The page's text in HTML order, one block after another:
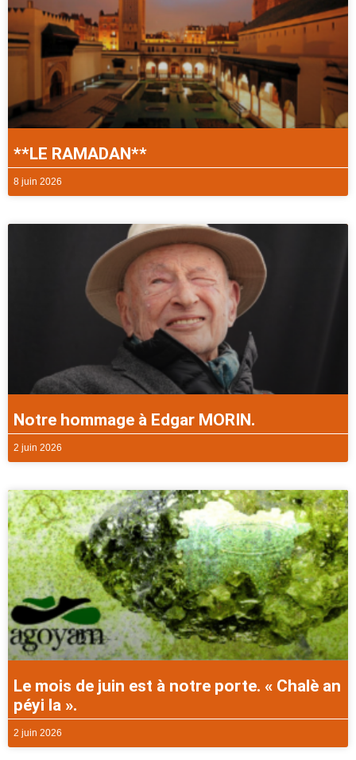
**LE RAMADAN**
8 juin 2026
Notre hommage à Edgar MORIN.
2 juin 2026
Le mois de juin est à notre porte. « Chalè an
péyi la ».
2 juin 2026